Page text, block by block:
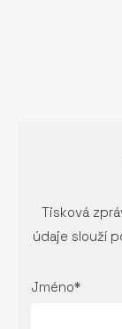
Tisková
údaje slouží
Jméno*